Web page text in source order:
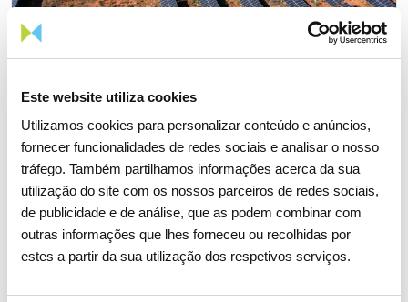
Este website utiliza cookies
Utilizamos cookies para personalizar conteúdo e anúncios,
fornecer funcionalidades de redes sociais e analisar o nosso
tráfego. Também partilhamos informações acerca da sua
utilização do site com os nossos parceiros de redes sociais,
de publicidade e de análise, que as podem combinar com
outras informações que lhes forneceu ou recolhidas por
estes a partir da sua utilização dos respetivos serviços.
Solar foi a principal fonte de
produção de eletricidade pela
primeira vez em Portugal
Estatísticas de mercado e consumo de energia